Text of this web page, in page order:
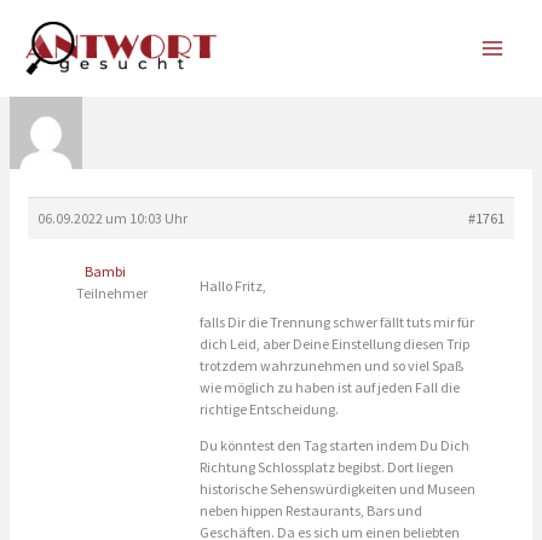
Inhalt
springen
06.09.2022 um 10:03 Uhr #1761
Bambi
Teilnehmer
Hallo Fritz,
falls Dir die Trennung schwer fällt tuts mir für
dich Leid, aber Deine Einstellung diesen Trip
trotzdem wahrzunehmen und so viel Spaß
wie möglich zu haben ist auf jeden Fall die
richtige Entscheidung.
Du könntest den Tag starten indem Du Dich
Richtung Schlossplatz begibst. Dort liegen
historische Sehenswürdigkeiten und Museen
neben hippen Restaurants, Bars und
Geschäften. Da es sich um einen beliebten